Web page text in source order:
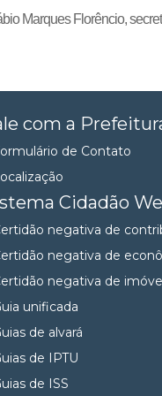
Marques Florêncio,
com a
de Contato
Cidadão
negativa de
negativa de
negativa de
unificada
de alvará
de IPTU
de ISS